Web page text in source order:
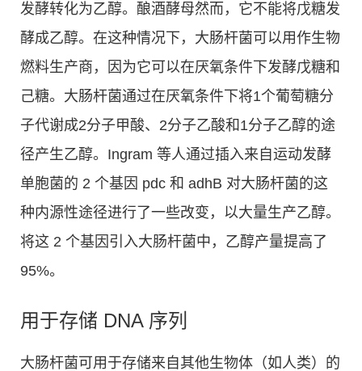
发酵转化为乙醇。酿酒酵母然而，它不能将戊糖发
酵成乙醇。在这种情况下，大肠杆菌可以用作生物
燃料生产商，因为它可以在厌氧条件下发酵戊糖和
己糖。大肠杆菌通过在厌氧条件下将1个葡萄糖分
子代谢成2分子甲酸、2分子乙酸和1分子乙醇的途
径产生乙醇。Ingram 等人通过插入来自运动发酵
单胞菌的 2 个基因 pdc 和 adhB 对大肠杆菌的这
种内源性途径进行了一些改变，以大量生产乙醇。
将这 2 个基因引入大肠杆菌中，乙醇产量提高了
95%。
用于存储 DNA 序列
大肠杆菌可用于存储来自其他生物体（如人类）的